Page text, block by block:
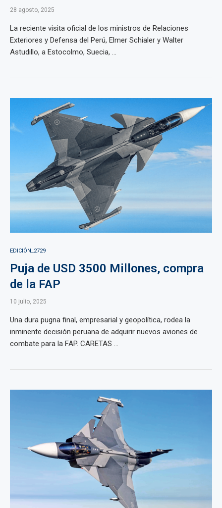
28 agosto, 2025
La reciente visita oficial de los ministros de Relaciones
Exteriores y Defensa del Perú, Elmer Schialer y Walter
Astudillo, a Estocolmo, Suecia, ...
EDICIÓN_2729
Puja de USD 3500 Millones, compra
de la FAP
10 julio, 2025
Una dura pugna final, empresarial y geopolítica, rodea la
inminente decisión peruana de adquirir nuevos aviones de
combate para la FAP. CARETAS ...